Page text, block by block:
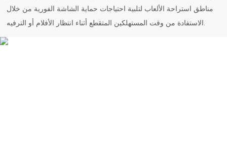
مناطق استراحة الألعاب لتلبية احتياجات حماية الشاشة الفورية من خلال
الاستفادة من وقت المستهلكين المتقطع أثناء انتظار الأفلام أو الترفيه.